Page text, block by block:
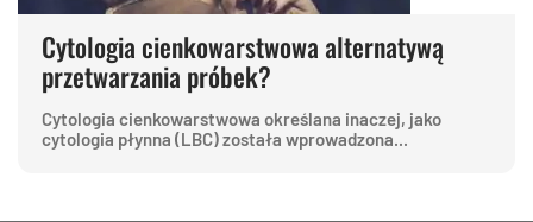
Cytologia cienkowarstwowa alternatywą
przetwarzania próbek?
Cytologia cienkowarstwowa określana inaczej, jako
cytologia płynna (LBC) została wprowadzona...